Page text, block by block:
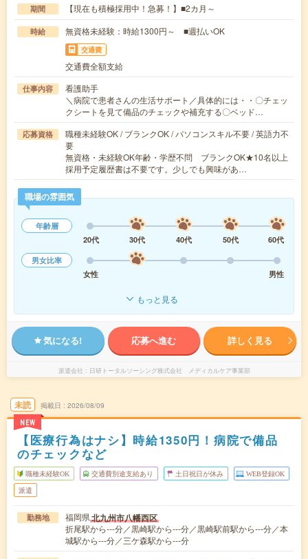
期間 【現在も積極採用中！急募！】■2カ月～
時給 無資格未経験：時給1300円～ ■週払いOK
交通費
交通費全額支給
仕事内容
看護助手
＼病院で患者さんの生活サポート／具体的には・・〇チェッ
クシートを見て備品のチェックや補充する〇ベッド…
応募資格
職種未経験OK / ブランクOK / パソコンスキル不要 / 英語力不
要
無資格・未経験OK年齢・学歴不問 ブランクOK★10名以上
採用予定履歴書は不要です。少しでも興味があ…
職場の雰囲気
年齢層
20代
30代 40代 50代
60代
男女比率
女性
男性
もっと見る
気になる! 応募へ進む 詳しく見る
派遣会社 日研トータルソーシング株式会社 メディカルケア事業部
未読
NEW
掲載日 2026/08/09
【医療行為はナシ】時給1350円！病院で備品
のチェックなど
職種未経験OK 交通費別途支給あり 土日祝日が休み WEB登録OK
派遣
勤務地 福岡県北九州市八幡西区
折尾駅から---分／黒崎駅から---分／黒崎駅前駅から---分／本
城駅から---分／三ケ森駅から---分